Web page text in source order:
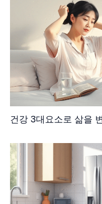
건강 3대요소로 삶을